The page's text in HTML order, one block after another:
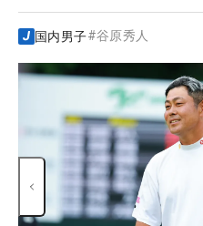
国内男子#谷原秀人